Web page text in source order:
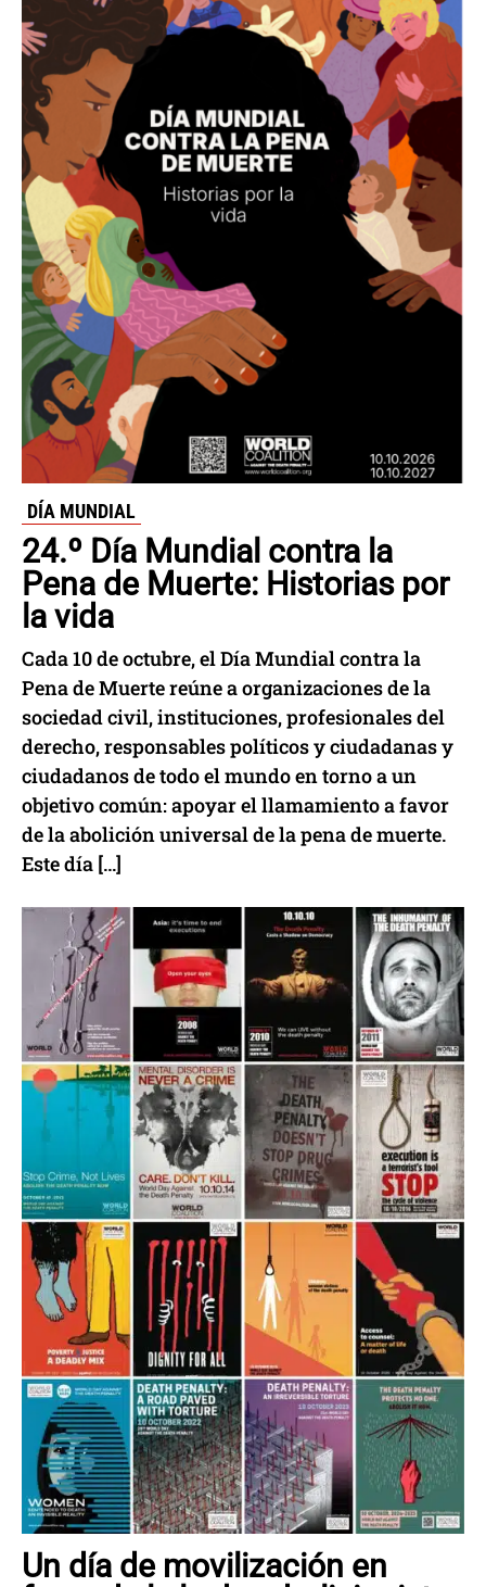
DÍA MUNDIAL
24.º Día Mundial contra la
Pena de Muerte: Historias por
la vida
Cada 10 de octubre, el Día Mundial contra la
Pena de Muerte reúne a organizaciones de la
sociedad civil, instituciones, profesionales del
derecho, responsables políticos y ciudadanas y
ciudadanos de todo el mundo en torno a un
objetivo común: apoyar el llamamiento a favor
de la abolición universal de la pena de muerte.
Este día […]
Un día de movilización en